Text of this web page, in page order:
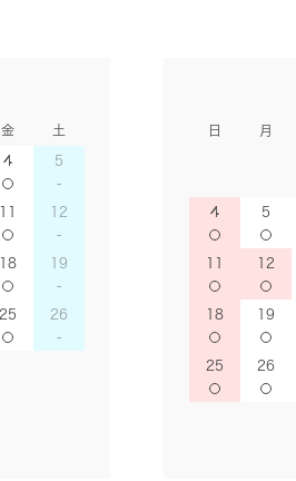
金 土
4 5
11 12
18 19
25 26
日 月
4 5
11 12
18 19
25 26